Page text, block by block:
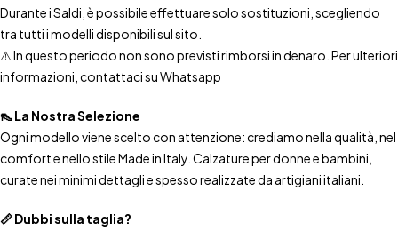
Durante i Saldi, è possibile effettuare solo sostituzioni, scegliendo
tra tutti i modelli disponibili sul sito.
⚠️ In questo periodo non sono previsti rimborsi in denaro. Per ulteriori
informazioni, contattaci su Whatsapp
👠 La Nostra Selezione
Ogni modello viene scelto con attenzione: crediamo nella qualità, nel
comfort e nello stile Made in Italy. Calzature per donne e bambini,
curate nei minimi dettagli e spesso realizzate da artigiani italiani.
📏 Dubbi sulla taglia?